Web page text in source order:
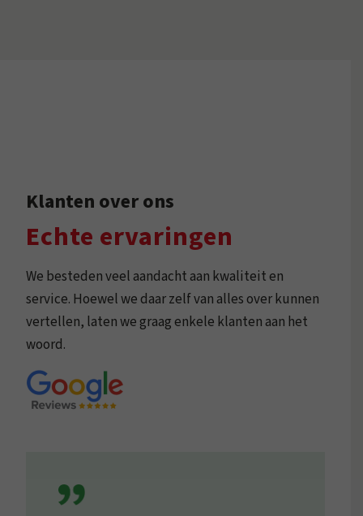
Klanten over ons
Echte ervaringen
We besteden veel aandacht aan kwaliteit en
service. Hoewel we daar zelf van alles over kunnen
vertellen, laten we graag enkele klanten aan het
woord.